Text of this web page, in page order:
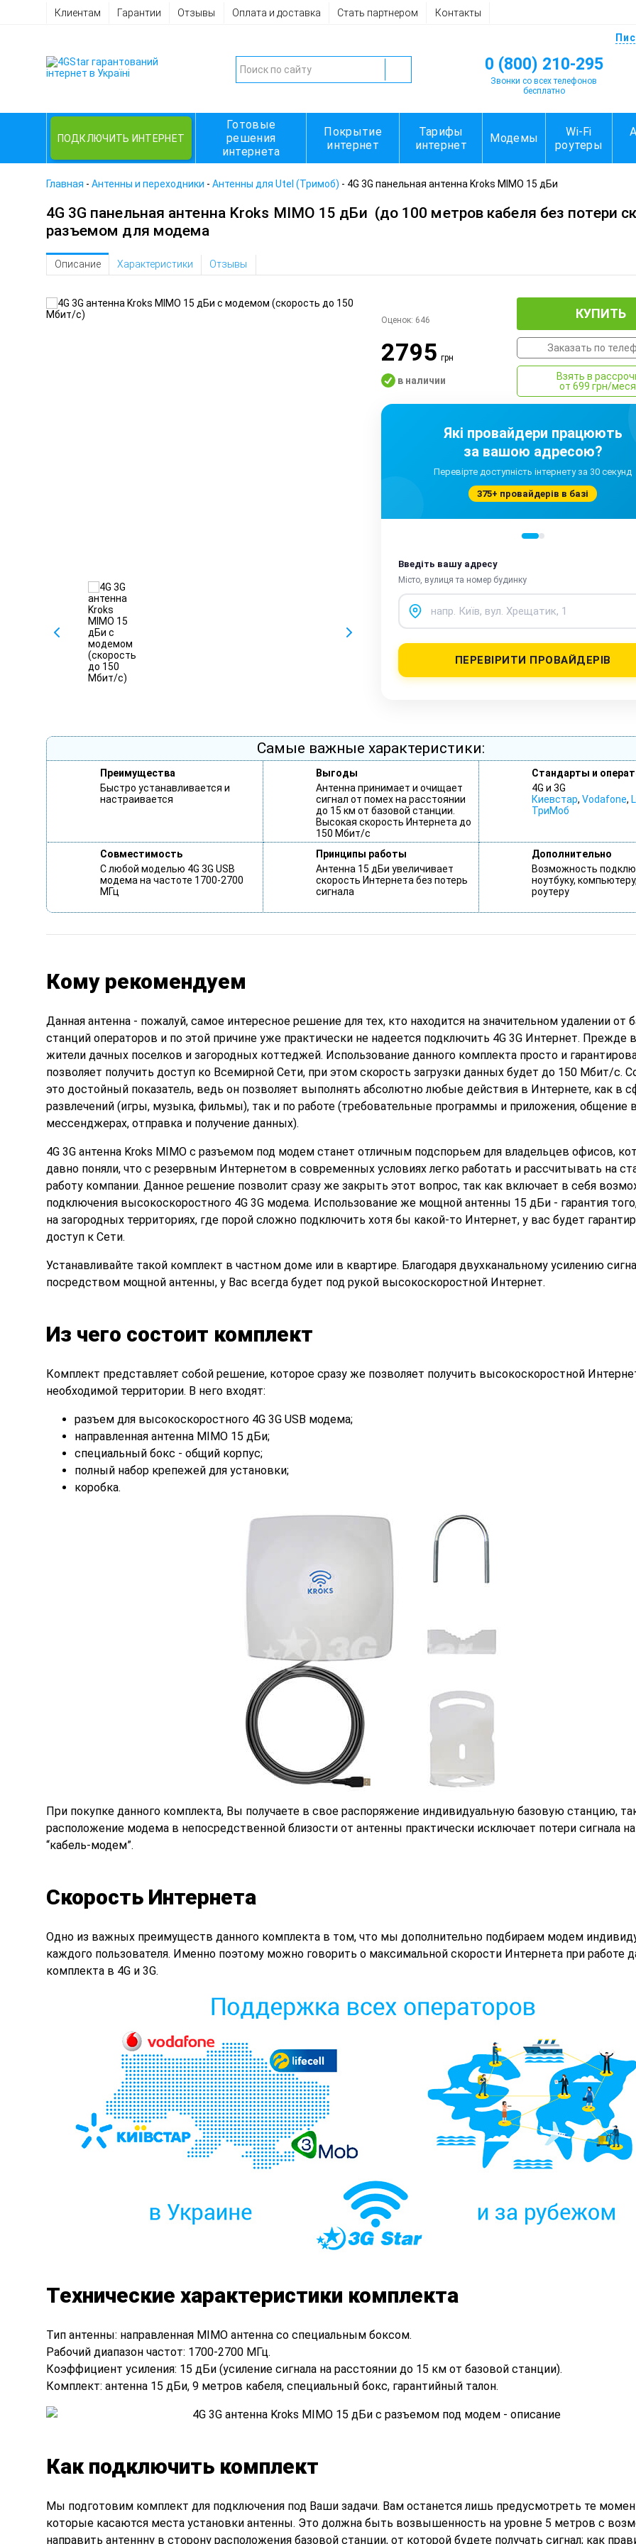
Клиентам Гарантии Отзывы Оплата и доставка Стать партнером Контакты
0 (800) 210-295
Звонки со всех телефонов
бесплатно
ПОДКЛЮЧИТЬ ИНТЕРНЕТ
Готовые
решения
интернета
Покрытие
интернет
Тарифы
интернет
Модемы
Wi-Fi
роутеры
Главная - Антенны и переходники - Антенны для Utel (Тримоб) - 4G 3G панельная антенна Kroks MIMO 15 дБи
4G 3G панельная антенна Kroks MIMO 15 дБи (до 100 метров кабеля без потери
разъемом для модема
Описание Характеристики Отзывы
Оценок: 646
2795грн
в наличии
КУПИТЬ
Заказать по
Взять в
от 699 грн/
Які провайдери працюють
за вашою адресою?
Перевірте доступність інтернету за 30 секунд
375+ провайдерів в базі
Введіть вашу адресу
Місто, вулиця та номер будинку
ПЕРЕВІРИТИ ПРОВАЙДЕРІВ
Самые важные характеристики:
Преимущества
Быстро устанавливается и
настраивается
Выгоды
Антенна принимает и очищает
сигнал от помех на расстоянии
до 15 км от базовой станции.
Высокая скорость Интернета до
150 Мбит/с
Стандарты и
4G и 3G
Киевстар,Vodafone,
ТриМоб
Совместимость
С любой моделью 4G 3G USB
модема на частоте 1700-2700
МГц
Принципы работы
Антенна 15 дБи увеличивает
скорость Интернета без потерь
сигнала
Дополнительно
Возможность
ноутбуку,
роутеру
Кому рекомендуем
Данная антенна - пожалуй, самое интересное решение для тех, кто находится на значительном удалении от
станций операторов и по этой причине уже практически не надеется подключить 4G 3G Интернет. Прежде
жители дачных поселков и загородных коттеджей. Использование данного комплекта просто и
позволяет получить доступ ко Всемирной Сети, при этом скорость загрузки данных будет до 150 Мбит/с.
это достойный показатель, ведь он позволяет выполнять абсолютно любые действия в Интернете, как в
развлечений (игры, музыка, фильмы), так и по работе (требовательные программы и приложения, общение в
мессенджерах, отправка и получение данных).
4G 3G антенна Kroks MIMO с разъемом под модем станет отличным подспорьем для владельцев офисов,
давно поняли, что с резервным Интернетом в современных условиях легко работать и рассчитывать на
работу компании. Данное решение позволит сразу же закрыть этот вопрос, так как включает в себя
подключения высокоскоростного 4G 3G модема. Использование же мощной антенны 15 дБи - гарантия
на загородных территориях, где порой сложно подключить хотя бы какой-то Интернет, у вас будет
доступ к Сети.
Устанавливайте такой комплект в частном доме или в квартире. Благодаря двухканальному усилению
посредством мощной антенны, у Вас всегда будет под рукой высокоскоростной Интернет.
Из чего состоит комплект
Комплект представляет собой решение, которое сразу же позволяет получить высокоскоростной
необходимой территории. В него входят:
разъем для высокоскоростного 4G 3G USB модема;
направленная антенна MIMO 15 дБи;
специальный бокс - общий корпус;
полный набор крепежей для установки;
коробка.
При покупке данного комплекта, Вы получаете в свое распоряжение индивидуальную базовую станцию,
расположение модема в непосредственной близости от антенны практически исключает потери сигнала
“кабель-модем”.
Скорость Интернета
Одно из важных преимуществ данного комплекта в том, что мы дополнительно подбираем модем
каждого пользователя. Именно поэтому можно говорить о максимальной скорости Интернета при работе
комплекта в 4G и 3G.
Технические характеристики комплекта
Тип антенны: направленная MIMO антенна со специальным боксом.
Рабочий диапазон частот: 1700-2700 МГц.
Коэффициент усиления: 15 дБи (усиление сигнала на расстоянии до 15 км от базовой станции).
Комплект: антенна 15 дБи, 9 метров кабеля, специальный бокс, гарантийный талон.
Как подключить комплект
Мы подготовим комплект для подключения под Ваши задачи. Вам останется лишь предусмотреть те
которые касаются места установки антенны. Это должна быть возвышенность на уровне 5 метров с
направить антеннну в сторону расположения базовой станции, от которой будете получать сигнал; как